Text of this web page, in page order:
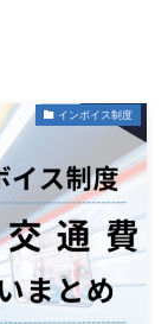
インボイス制度